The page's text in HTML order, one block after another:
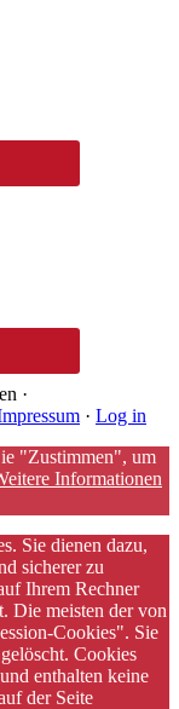
·
· Log in
"Zustimmen", um
Informationen
Sie dienen dazu,
sicherer zu
Ihrem Rechner
Die meisten der von
Cookies". Sie
Cookies
enthalten keine
der Seite